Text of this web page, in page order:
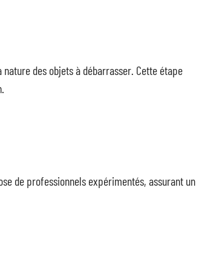
des objets à débarrasser. Cette étape
de professionnels expérimentés, assurant un